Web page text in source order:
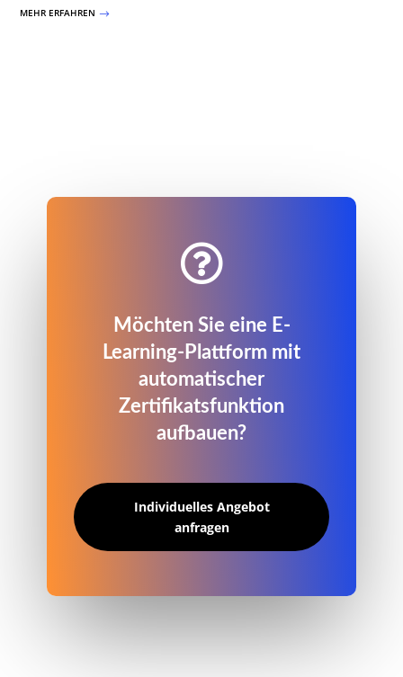
MEHR ERFAHREN $

Möchten Sie eine E-
Learning-Plattform mit
automatischer
Zertifikatsfunktion
aufbauen?
Individuelles Angebot
anfragen